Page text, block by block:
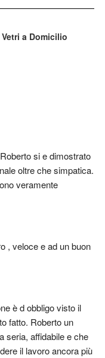
a Domicilio
si e dimostrato
oltre che simpatica.
veramente
, veloce e ad un buon
è d obbligo visto il
fatto. Roberto un
seria, affidabile e che
il lavoro ancora più